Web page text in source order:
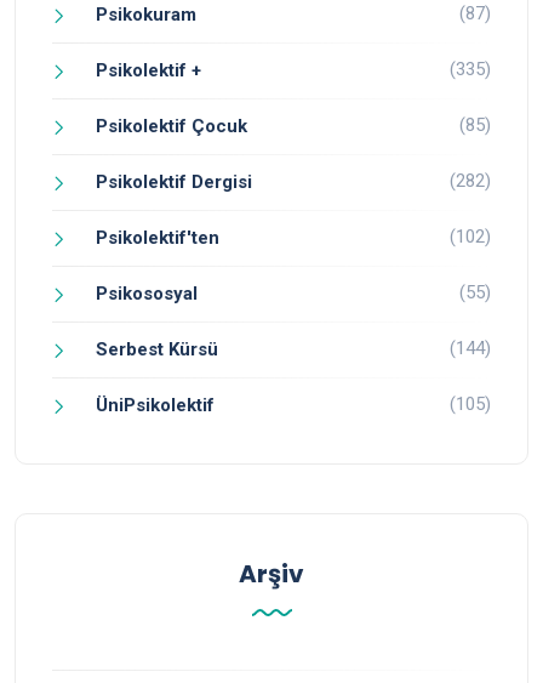
Psikokuram (87)
Psikolektif + (335)
Psikolektif Çocuk (85)
Psikolektif Dergisi (282)
Psikolektif'ten (102)
Psikososyal (55)
Serbest Kürsü (144)
ÜniPsikolektif (105)
Arşiv